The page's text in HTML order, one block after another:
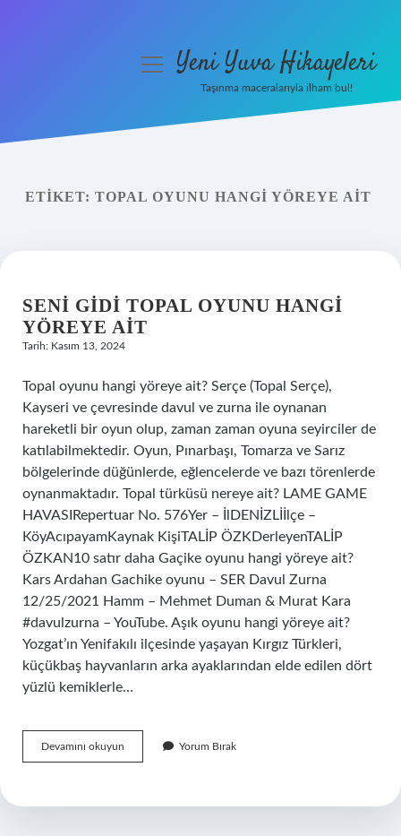
Yasal Uyarı
menüyüYeni Yuva Hikayeleri
Taşınma maceralarıyla ilham bul!
ETIKET: TOPAL OYUNU HANGI YÖREYE AIT
SENI GIDI TOPAL OYUNU HANGI
YÖREYE AIT
Tarih: Kasım 13, 2024
Topal oyunu hangi yöreye ait? Serçe (Topal Serçe),
Kayseri ve çevresinde davul ve zurna ile oynanan
hareketli bir oyun olup, zaman zaman oyuna seyirciler de
katılabilmektedir. Oyun, Pınarbaşı, Tomarza ve Sarız
bölgelerinde düğünlerde, eğlencelerde ve bazı törenlerde
oynanmaktadır. Topal türküsü nereye ait? LAME GAME
HAVASIRepertuar No. 576Yer – İlDENİZLİİlçe –
KöyAcıpayamKaynak KişiTALİP ÖZKDerleyenTALİP
ÖZKAN10 satır daha Gaçike oyunu hangi yöreye ait?
Kars Ardahan Gachike oyunu – SER Davul Zurna
12/25/2021 Hamm – Mehmet Duman & Murat Kara
#davulzurna – YouTube. Aşık oyunu hangi yöreye ait?
Yozgat’ın Yenifakılı ilçesinde yaşayan Kırgız Türkleri,
küçükbaş hayvanların arka ayaklarından elde edilen dört
yüzlü kemiklerle…
Devamını okuyun
Gidi
Hangi
Yorum Bırak